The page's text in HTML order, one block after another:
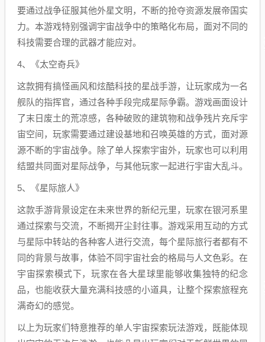
要通过战争征服其他外星文明，不断的抢夺资源发展帝国实
力。本游戏特别强调宇宙战争中的策略化布局，面对不同的
科技需要合理的武器才能应对。
4、《太空奇兵》
这款拥有搞怪画风和炫酷科技的星战手游，让玩家成为一名
舰队的指挥官，通过各种手段完成星际争霸。游戏画面设计
了末日废土的荒凉感，各种破败的建筑物和战争残片充斥宇
宙空间，玩家需要通过建设基地和召唤英雄的方式，面对源
源不断的宇宙战争。除了单人探索宇宙外，玩家也可以利用
结盟共同面对星际战争，与其他玩家一起进行宇宙大乱斗。
5、《星际旅人》
这款手游背景设定在未来世界的新纪元里，玩家在银河系里
通过探索与交流，不断揭开尘封往事。游戏采用互动的方式
与星际中转站的各种客人进行交流，每个星际旅行者都有不
同的背景与故事，体验不同宇宙社会的格局与人文色彩。在
宇宙探索模式下，玩家在各大星球里能够收集独特的纪念
品，也能收获大量充满科技感的小道具，让整个探索旅程充
满奇幻的感觉。
以上为玩家们特意推荐的单人宇宙探索玩法游戏，既能体现